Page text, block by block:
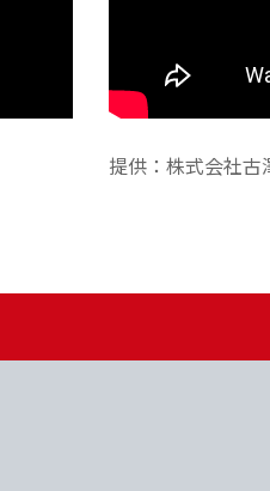
提供：株式会社古